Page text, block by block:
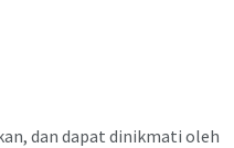
dan dapat dinikmati oleh